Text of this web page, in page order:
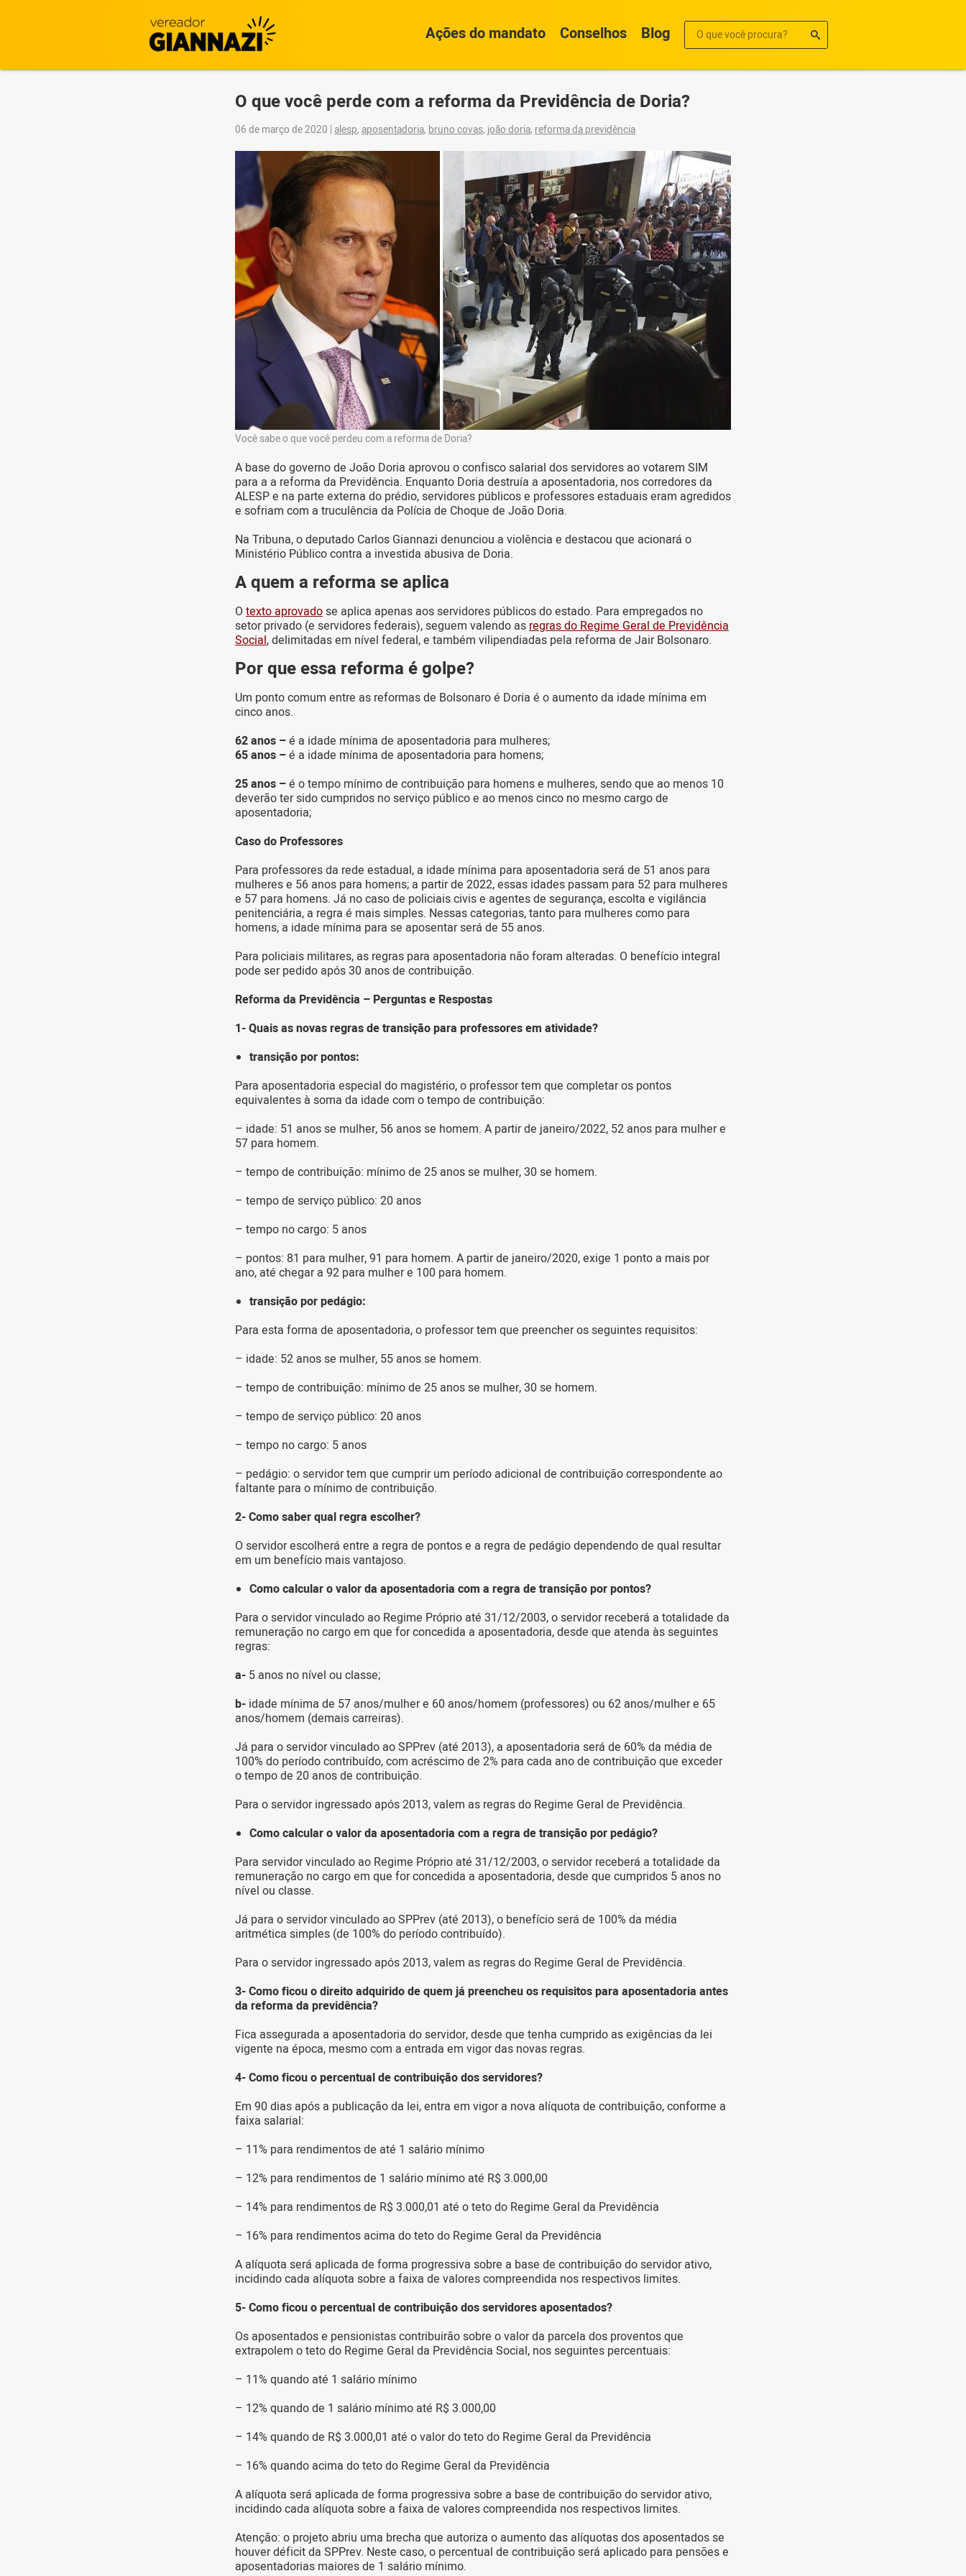
Ações do mandato Conselhos Blog
O que você perde com a reforma da Previdência de Doria?
06 de março de 2020 | alesp, aposentadoria, bruno covas, joão doria, reforma da previdência
Você sabe o que você perdeu com a reforma de Doria?
A base do governo de João Doria aprovou o confisco salarial dos servidores ao votarem SIM
para a a reforma da Previdência. Enquanto Doria destruía a aposentadoria, nos corredores da
ALESP e na parte externa do prédio, servidores públicos e professores estaduais eram agredidos
e sofriam com a truculência da Polícia de Choque de João Doria.
Na Tribuna, o deputado Carlos Giannazi denunciou a violência e destacou que acionará o
Ministério Público contra a investida abusiva de Doria.
A quem a reforma se aplica
O texto aprovadose aplica apenas aos servidores públicos do estado. Para empregados no
setor privado (e servidores federais), seguem valendo asregras do Regime Geral de Previdência
Social, delimitadas em nível federal, e também vilipendiadas pela reforma de Jair Bolsonaro.
Por que essa reforma é golpe?
Um ponto comum entre as reformas de Bolsonaro é Doria é o aumento da idade mínima em
cinco anos.
62 anos –é a idade mínima de aposentadoria para mulheres;
65 anos –é a idade mínima de aposentadoria para homens;
25 anos –é o tempo mínimo de contribuição para homens e mulheres, sendo que ao menos 10
deverão ter sido cumpridos no serviço público e ao menos cinco no mesmo cargo de
aposentadoria;
Caso do Professores
Para professores da rede estadual, a idade mínima para aposentadoria será de 51 anos para
mulheres e 56 anos para homens; a partir de 2022, essas idades passam para 52 para mulheres
e 57 para homens. Já no caso de policiais civis e agentes de segurança, escolta e vigilância
penitenciária, a regra é mais simples. Nessas categorias, tanto para mulheres como para
homens, a idade mínima para se aposentar será de 55 anos.
Para policiais militares, as regras para aposentadoria não foram alteradas. O benefício integral
pode ser pedido após 30 anos de contribuição.
Reforma da Previdência – Perguntas e Respostas
1- Quais as novas regras de transição para professores em atividade?
transição por pontos:
Para aposentadoria especial do magistério, o professor tem que completar os pontos
equivalentes à soma da idade com o tempo de contribuição:
– idade: 51 anos se mulher, 56 anos se homem. A partir de janeiro/2022, 52 anos para mulher e
57 para homem.
– tempo de contribuição: mínimo de 25 anos se mulher, 30 se homem.
– tempo de serviço público: 20 anos
– tempo no cargo: 5 anos
– pontos: 81 para mulher, 91 para homem. A partir de janeiro/2020, exige 1 ponto a mais por
ano, até chegar a 92 para mulher e 100 para homem.
transição por pedágio:
Para esta forma de aposentadoria, o professor tem que preencher os seguintes requisitos:
– idade: 52 anos se mulher, 55 anos se homem.
– tempo de contribuição: mínimo de 25 anos se mulher, 30 se homem.
– tempo de serviço público: 20 anos
– tempo no cargo: 5 anos
– pedágio: o servidor tem que cumprir um período adicional de contribuição correspondente ao
faltante para o mínimo de contribuição.
2- Como saber qual regra escolher?
O servidor escolherá entre a regra de pontos e a regra de pedágio dependendo de qual resultar
em um benefício mais vantajoso.
Como calcular o valor da aposentadoria com a regra de transição por pontos?
Para o servidor vinculado ao Regime Próprio até 31/12/2003, o servidor receberá a totalidade da
remuneração no cargo em que for concedida a aposentadoria, desde que atenda às seguintes
regras:
a- 5 anos no nível ou classe;
b- idade mínima de 57 anos/mulher e 60 anos/homem (professores) ou 62 anos/mulher e 65
anos/homem (demais carreiras).
Já para o servidor vinculado ao SPPrev (até 2013), a aposentadoria será de 60% da média de
100% do período contribuído, com acréscimo de 2% para cada ano de contribuição que exceder
o tempo de 20 anos de contribuição.
Para o servidor ingressado após 2013, valem as regras do Regime Geral de Previdência.
Como calcular o valor da aposentadoria com a regra de transição por pedágio?
Para servidor vinculado ao Regime Próprio até 31/12/2003, o servidor receberá a totalidade da
remuneração no cargo em que for concedida a aposentadoria, desde que cumpridos 5 anos no
nível ou classe.
Já para o servidor vinculado ao SPPrev (até 2013), o benefício será de 100% da média
aritmética simples (de 100% do período contribuído).
Para o servidor ingressado após 2013, valem as regras do Regime Geral de Previdência.
3- Como ficou o direito adquirido de quem já preencheu os requisitos para aposentadoria antes
da reforma da previdência?
Fica assegurada a aposentadoria do servidor, desde que tenha cumprido as exigências da lei
vigente na época, mesmo com a entrada em vigor das novas regras.
4- Como ficou o percentual de contribuição dos servidores?
Em 90 dias após a publicação da lei, entra em vigor a nova alíquota de contribuição, conforme a
faixa salarial:
– 11% para rendimentos de até 1 salário mínimo
– 12% para rendimentos de 1 salário mínimo até R$ 3.000,00
– 14% para rendimentos de R$ 3.000,01 até o teto do Regime Geral da Previdência
– 16% para rendimentos acima do teto do Regime Geral da Previdência
A alíquota será aplicada de forma progressiva sobre a base de contribuição do servidor ativo,
incidindo cada alíquota sobre a faixa de valores compreendida nos respectivos limites.
5- Como ficou o percentual de contribuição dos servidores aposentados?
Os aposentados e pensionistas contribuirão sobre o valor da parcela dos proventos que
extrapolem o teto do Regime Geral da Previdência Social, nos seguintes percentuais:
– 11% quando até 1 salário mínimo
– 12% quando de 1 salário mínimo até R$ 3.000,00
– 14% quando de R$ 3.000,01 até o valor do teto do Regime Geral da Previdência
– 16% quando acima do teto do Regime Geral da Previdência
A alíquota será aplicada de forma progressiva sobre a base de contribuição do servidor ativo,
incidindo cada alíquota sobre a faixa de valores compreendida nos respectivos limites.
Atenção: o projeto abriu uma brecha que autoriza o aumento das alíquotas dos aposentados se
houver déficit da SPPrev. Neste caso, o percentual de contribuição será aplicado para pensões e
aposentadorias maiores de 1 salário mínimo.